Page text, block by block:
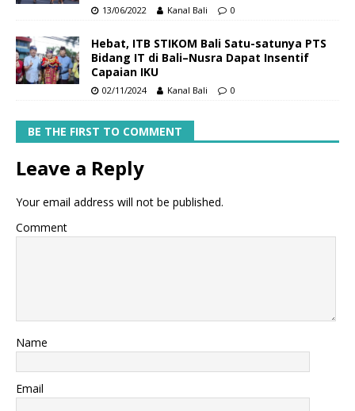
13/06/2022 Kanal Bali 0
Hebat, ITB STIKOM Bali Satu-satunya PTS
Bidang IT di Bali–Nusra Dapat Insentif
Capaian IKU
02/11/2024 Kanal Bali 0
BE THE FIRST TO COMMENT
Leave a Reply
Your email address will not be published.
Comment
Name
Email